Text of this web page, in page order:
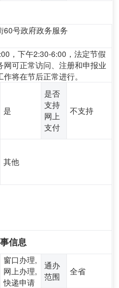
60号政府政务服务
，下午2:30-6:00，法定节假
网可正常访问、注册和申报业
将在节后正常进行。
是
是否
支持
网上
支付
不支持
其他
信息
窗口办理,
网上办理,
快递申请
通办
范围
全省